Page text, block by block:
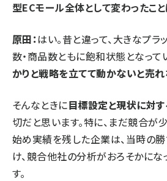
型ECモール全体として変わったこと
原田：はい。昔と違って、大きなプラ
数・商品数ともに飽和状態となって
かりと戦略を立てて動かないと売
そんなときに目標設定と現状に対
切だと思います。特に、まだ競合が
始め実績を残した企業は、当時の
け、競合他社の分析がおろそかにな
す。